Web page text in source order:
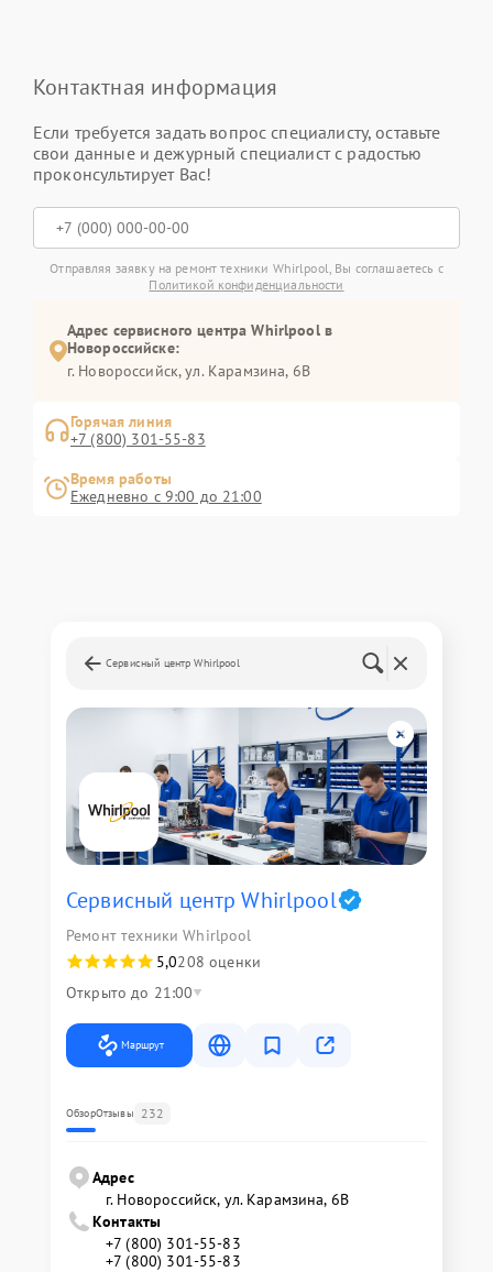
Контактная информация
Если требуется задать вопрос специалисту, оставьте
свои данные и дежурный специалист с радостью
проконсультирует Вас!
Отправляя заявку на ремонт техники Whirlpool, Вы соглашаетесь с
Политикой конфиденциальности
Адрес сервисного центра Whirlpool в
Новороссийске:
г. Новороссийск, ул. Карамзина, 6В
Горячая линия
+7 (800) 301-55-83
Время работы
Ежедневно с 9:00 до 21:00
Сервисный центр Whirlpool
Сервисный центр Whirlpool
Ремонт техники Whirlpool
5,0208 оценки
Открыто до 21:00
Маршрут
ОбзорОтзывы 232
Адрес
г. Новороссийск, ул. Карамзина, 6В
Контакты
+7 (800) 301-55-83
+7 (800) 301-55-83